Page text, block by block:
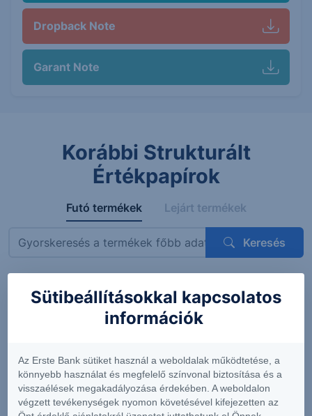
Dropback Note
Garant Note
Korábbi Strukturált
Értékpapírok
Futó termékek Lejárt termékek
Keresés
Megnevezés ISIN Mögöttes termék Kupon
Express
OneStar
Smart
Infrastructure
EUR 26-29
AT0000A3VVT6
Siemens AG
Sütibeállításokkal kapcsolatos
információk
Az Erste Bank sütiket használ a weboldalak működtetése, a
könnyebb használat és megfelelő színvonal biztosítása és a
visszaélések megakadályozása érdekében. A weboldalon
végzett tevékenységek nyomon követésével kifejezetten az